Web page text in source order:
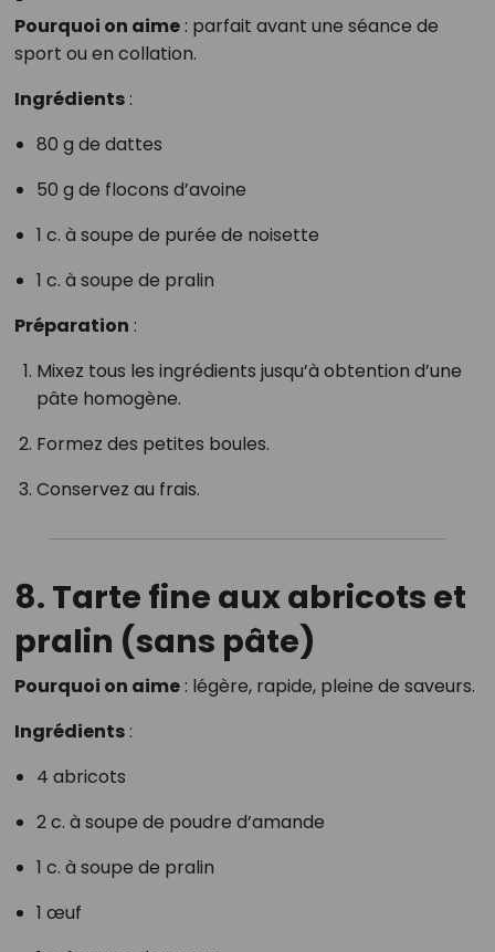
Pourquoi on aime: parfait avant une séance de
sport ou en collation.
Ingrédients:
80 g de dattes
50 g de flocons d’avoine
1 c. à soupe de purée de noisette
1 c. à soupe de pralin
Préparation :
Mixez tous les ingrédients jusqu’à obtention d’une
pâte homogène.
Formez des petites boules.
Conservez au frais.
8. Tarte fine aux abricots et
pralin (sans pâte)
Pourquoi on aime: légère, rapide, pleine de saveurs.
Ingrédients:
4 abricots
2 c. à soupe de poudre d’amande
1 c. à soupe de pralin
1 œuf